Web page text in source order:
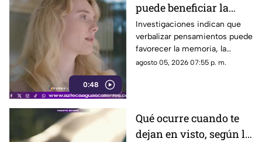
0:48
puede beneficiar la
concentración y la
memoria
Investigaciones indican que
verbalizar pensamientos puede
favorecer la memoria, la
planificación y el manejo de
agosto 05, 2026 07:55 p. m.
Qué ocurre cuando te
dejan en visto, según la